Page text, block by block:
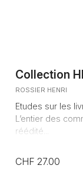
Collection
ROSSIER HENRI
Etudes sur les
L’entier des
réédité...
CHF 27.00